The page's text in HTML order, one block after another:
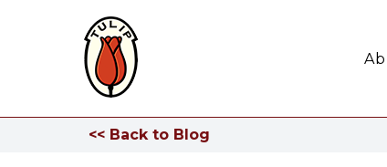
<< Back to Blog